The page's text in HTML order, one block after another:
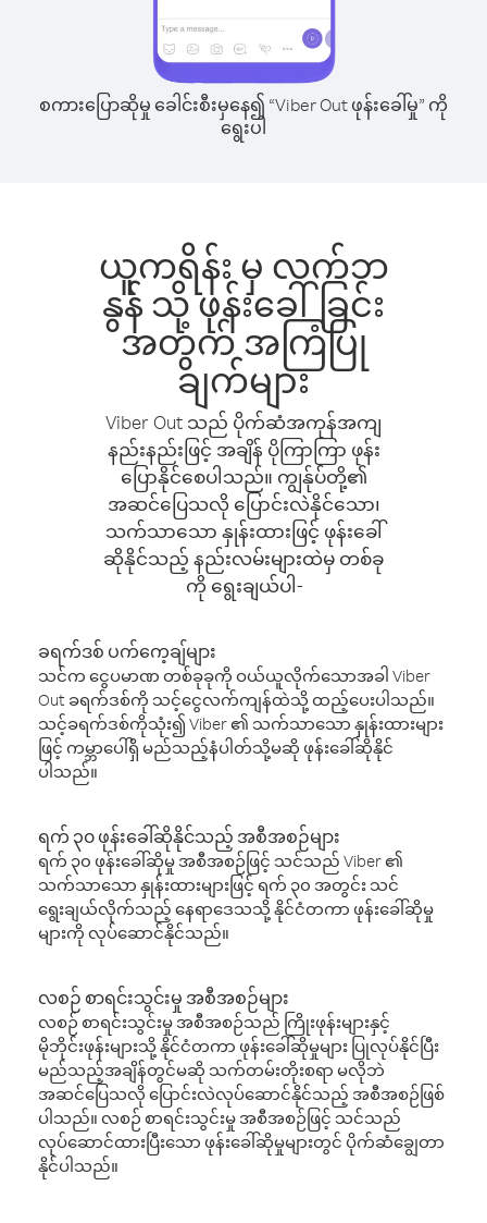
စကားပြောဆိုမှု ခေါင်းစီးမှနေ၍ “Viber Out ဖုန်းခေါ်မှု” ကို
ရွေးပါ
ယူကရိန်း မှ လက်ဘ
နွန် သို့ ဖုန်းခေါ်ခြင်း
အတွက် အကြံပြု
ချက်များ
Viber Out သည် ပိုက်ဆံအကုန်အကျ
နည်းနည်းဖြင့် အချိန် ပိုကြာကြာ ဖုန်း
ပြောနိုင်စေပါသည်။ ကျွန်ုပ်တို့၏
အဆင်ပြေသလို ပြောင်းလဲနိုင်သော၊
သက်သာသော နှုန်းထားဖြင့် ဖုန်းခေါ်
ဆိုနိုင်သည့် နည်းလမ်းများထဲမှ တစ်ခု
ကို ရွေးချယ်ပါ-
ခရက်ဒစ် ပက်ကေ့ချ်များ
သင်က ငွေပမာဏ တစ်ခုခုကို ဝယ်ယူလိုက်သောအခါ Viber
Out ခရက်ဒစ်ကို သင့်ငွေလက်ကျန်ထဲသို့ ထည့်ပေးပါသည်။
သင့်ခရက်ဒစ်ကိုသုံး၍ Viber ၏ သက်သာသော နှုန်းထားများ
ဖြင့် ကမ္ဘာပေါ်ရှိ မည်သည့်နံပါတ်သို့မဆို ဖုန်းခေါ်ဆိုနိုင်
ပါသည်။
ရက် ၃၀ ဖုန်းခေါ်ဆိုနိုင်သည့် အစီအစဉ်များ
ရက် ၃၀ ဖုန်းခေါ်ဆိုမှု အစီအစဉ်ဖြင့် သင်သည် Viber ၏
သက်သာသော နှုန်းထားများဖြင့် ရက် ၃၀ အတွင်း သင်
ရွေးချယ်လိုက်သည့် နေရာဒေသသို့ နိုင်ငံတကာ ဖုန်းခေါ်ဆိုမှု
များကို လုပ်ဆောင်နိုင်သည်။
လစဉ် စာရင်းသွင်းမှု အစီအစဉ်များ
လစဉ် စာရင်းသွင်းမှု အစီအစဉ်သည် ကြိုးဖုန်းများနှင့်
မိုဘိုင်းဖုန်းများသို့ နိုင်ငံတကာ ဖုန်းခေါ်ဆိုမှုများ ပြုလုပ်နိုင်ပြီး
မည်သည့်အချိန်တွင်မဆို သက်တမ်းတိုးစရာ မလိုဘဲ
အဆင်ပြေသလို ပြောင်းလဲလုပ်ဆောင်နိုင်သည့် အစီအစဉ်ဖြစ်
ပါသည်။ လစဉ် စာရင်းသွင်းမှု အစီအစဉ်ဖြင့် သင်သည်
လုပ်ဆောင်ထားပြီးသော ဖုန်းခေါ်ဆိုမှုများတွင် ပိုက်ဆံချွေတာ
နိုင်ပါသည်။